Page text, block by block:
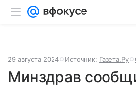
29 августа 2024 Источник: Газета.Ру
Минздрав